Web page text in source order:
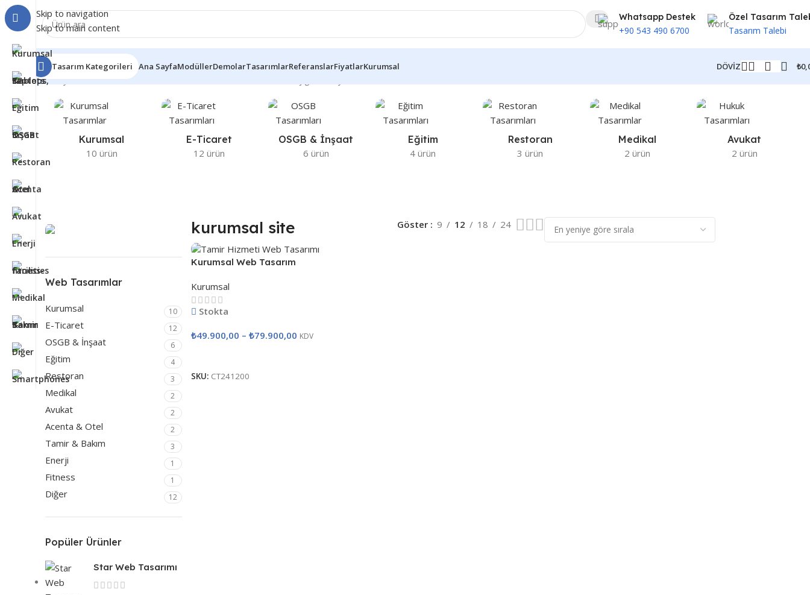
Skip to navigation
Skip to main content
Whatsapp Destek
+90 543 490 6700
Özel Tasarım
Tasarım Talebi
Tasarım Kategorileri Ana SayfaModüllerDemolarTasarımlarReferanslarFiyatlarKurumsal DÖVİZ ₺
Ana Sayfa Ürünler “kurumsal site” olarak etiketlendi
Kurumsal
10 ürün
E-Ticaret
12 ürün
OSGB & İnşaat
6 ürün
Eğitim
4 ürün
Restoran
3 ürün
Medikal
2 ürün
Avukat
2 ürün
Müşterilerimize
Destekli SEO
Entegrasyonu
ÜCRETSİZ!
Web Tasarımlar
Kurumsal 10
E-Ticaret 12
OSGB & İnşaat 6
Eğitim 4
Restoran 3
Medikal 2
Avukat 2
Acenta & Otel 2
Tamir & Bakım 3
Enerji 1
Fitness 1
Diğer 12
Popüler Ürünler
Star Web Tasarımı
kurumsal site Göster 9 12 18 24
Kurumsal Web Tasarım
Kurumsal
Stokta
₺49.900,00 – ₺79.900,00 KDV
SKU: CT241200